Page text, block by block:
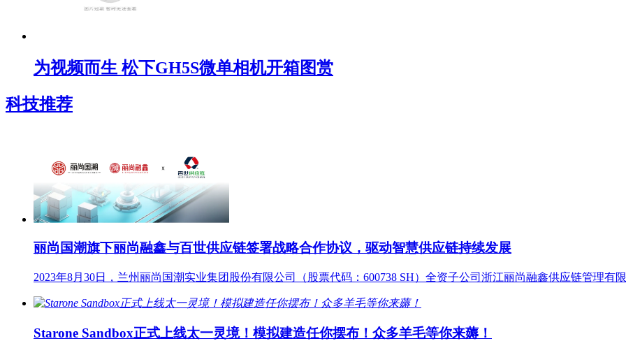
为视频而生 松下GH5S微单相机开箱图赏
科技推荐
丽尚国潮旗下丽尚融鑫与百世供应链签署战略合作协议，驱动智慧供应链持续发展
2023年8月30日，兰州丽尚国潮实业集团股份有限公司（股票代码：600738 SH）全资子公司浙江丽尚融鑫供应链管理有
Starone Sandbox正式上线太一灵境！模拟建造任你摆布！众多羊毛等你来薅！